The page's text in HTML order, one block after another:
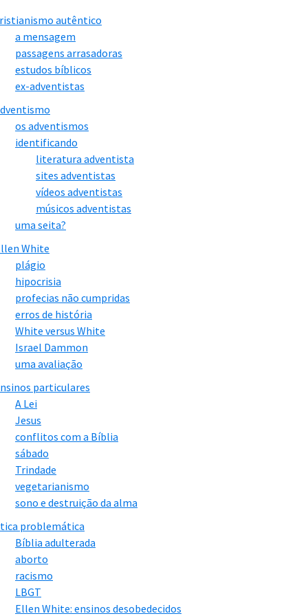
autêntico
a mensagem
passagens arrasadoras
estudos bíblicos
ex-adventistas
os adventismos
identificando
literatura adventista
sites adventistas
vídeos adventistas
músicos adventistas
uma seita?
White
plágio
hipocrisia
profecias não cumpridas
erros de história
White versus White
Israel Dammon
uma avaliação
particulares
A Lei
Jesus
conflitos com a Bíblia
sábado
Trindade
vegetarianismo
sono e destruição da alma
problemática
Bíblia adulterada
aborto
racismo
LBGT
Ellen White: ensinos desobedecidos